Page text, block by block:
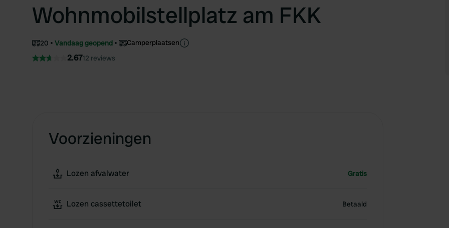
Wohnmobilstellplatz am FKK
20 Vandaag geopend Camperplaatsen
2.6712 reviews
Voorzieningen
Lozen afvalwater Gratis
Lozen cassettetoilet Betaald